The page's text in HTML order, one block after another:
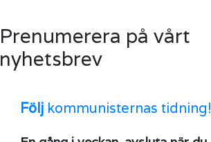
Prenumerera på vårt
nyhetsbrev
Följ kommunisternas tidning!